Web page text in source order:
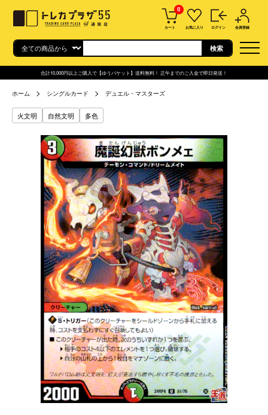
0
カート お気に入り ログイン 会員登録
合計10,000円以上ご購入で【ゆうパケット】送料無料！ 正午までのご入金で即日発送！
ホーム シングルカード デュエル・マスターズ
火文明 自然文明 多色